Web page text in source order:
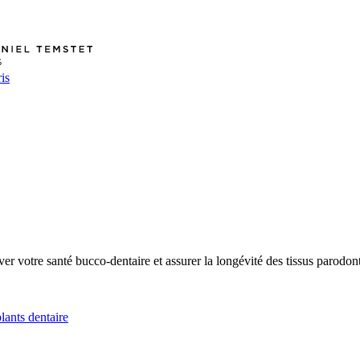
votre santé bucco-dentaire et assurer la longévité des tissus
dentaire